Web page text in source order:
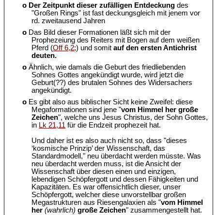
o Der Zeitpunkt dieser zufälligen Entdeckung des
"Großen Rings" ist fast deckungsgleich mit jenem vor
rd. zweitausend Jahren
o Das Bild dieser Formationen läßt sich mit der
Prophezeiung des Reiters mit Bogen auf dem weißen
Pferd (Off 6,2;) und somitauf den ersten Antichrist
deuten.
o Ähnlich, wie damals die Geburt des friedliebenden
Sohnes Gottes angekündigt wurde, wird jetzt die
Geburt(??) des brutalen Sohnes des Widersachers
angekündigt.
o Es gibt also aus biblischer Sicht keine Zweifel: diese
Megaformationen sind jene "vom Himmel her große
Zeichen", welche uns Jesus Christus, der Sohn Gottes,
in Lk 21,11 für die Endzeit prophezeit hat.
Und daher ist es also auch nicht so, dass "dieses
‘kosmische Prinzip’ der Wissenschaft, das
Standardmodell," neu überdacht werden müsste. Was
neu überdacht werden muss, ist die Ansicht der
Wissenschaft über diesen einen und einzigen,
lebendigen Schöpfergott und dessen Fähigkeiten und
Kapazitäten. Es war offensichtlich dieser, unser
Schöpfergott, welcher diese unvorstellbar großen
Megastrukturen aus Riesengalaxien als "vom Himmel
her(wahrlich) große Zeichen" zusammengestellt hat.